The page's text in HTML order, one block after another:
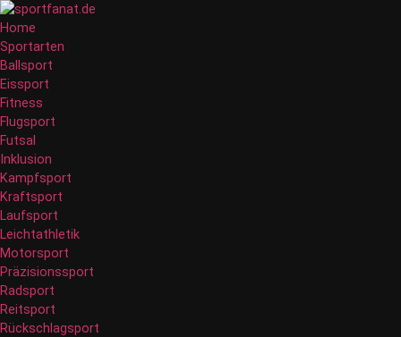
Zum
Inhalt
wechseln
Home
Sportarten
Ballsport
Eissport
Fitness
Flugsport
Futsal
Inklusion
Kampfsport
Kraftsport
Laufsport
Leichtathletik
Motorsport
Präzisionssport
Radsport
Reitsport
Rückschlagsport